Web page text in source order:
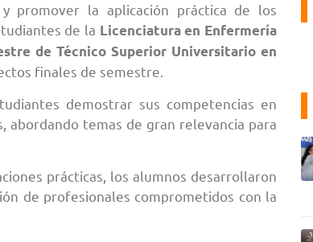
promover la aplicación práctica de los
de la Licenciatura en Enfermería
de Técnico Superior Universitario en
finales de semestre.
demostrar sus competencias en
abordando temas de gran relevancia para
prácticas, los alumnos desarrollaron
de profesionales comprometidos con la